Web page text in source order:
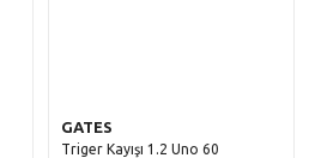
GATES
Triger Kayışı 1.2 Uno 60